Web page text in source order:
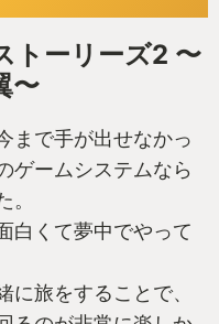
トーリーズ2 〜
〜
まで手が出せなかっ
ゲームシステムなら
白くて夢中でやって
旅をすることで、